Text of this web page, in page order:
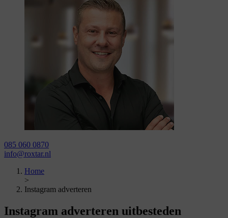
085 060 0870
info@roxtar.nl
Home
>
Instagram adverteren
Instagram adverteren uitbesteden